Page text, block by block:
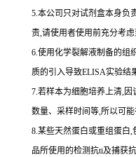
5.本公司只对试剂盒本身负
责,请使用者使用前充分考
6.使用化学裂解液制备的组
质的引入导致ELISA实验结
7.若样本为细胞培养上清,因
数量、采样时间等,所以可能
8.某些天然蛋白或重组蛋白
品所使用的检测抗ti及捕获抗